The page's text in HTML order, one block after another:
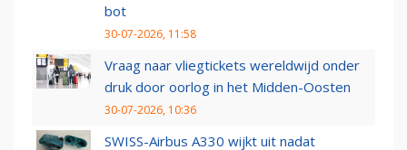
bot
30-07-2026, 11:58
Vraag naar vliegtickets wereldwijd onder
druk door oorlog in het Midden-Oosten
30-07-2026, 10:36
SWISS-Airbus A330 wijkt uit nadat